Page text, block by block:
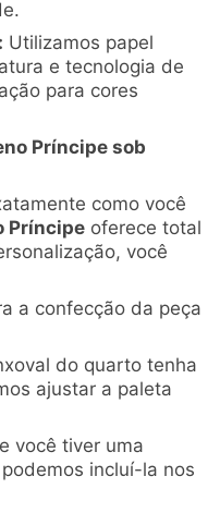
Utilizamos papel
e tecnologia de
para cores
Príncipe sob
como você
Príncipe oferece total
você
a confecção da peça
do quarto tenha
ajustar a paleta
você tiver uma
incluí-la nos